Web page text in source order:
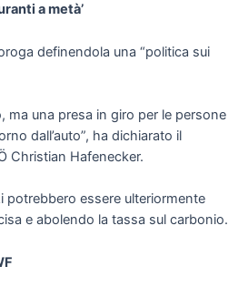
a metà’
definendola una “politica sui
ma una presa in giro per le persone
dall’auto”, ha dichiarato il
Christian Hafenecker.
potrebbero essere ulteriormente
e abolendo la tassa sul carbonio.